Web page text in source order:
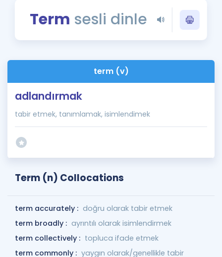
Blog
İngilizce Gramer
Term sesli dinle
term (v)
adlandırmak
tabir etmek, tanımlamak, isimlendimek
Term (n) Collocations
term accurately : doğru olarak tabir etmek
term broadly : ayrıntılı olarak isimlendirmek
term collectively : topluca ifade etmek
term commonly : yaygın olarak/genellikle tabir